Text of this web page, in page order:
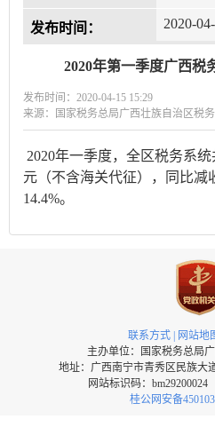
发布时间： 2020-
2020年第一季度广西税
发布时间：2020-04-15 15:29
来源：国家税务总局广西壮族自治区税
2020年一季度，全区税务系
元（不含海关代征），同比减
14.4%。
联系方式 | 网站地
主办单位：国家税务总局
地址：广西南宁市青秀区民族大
网站标识码：bm29200024
桂公网安备